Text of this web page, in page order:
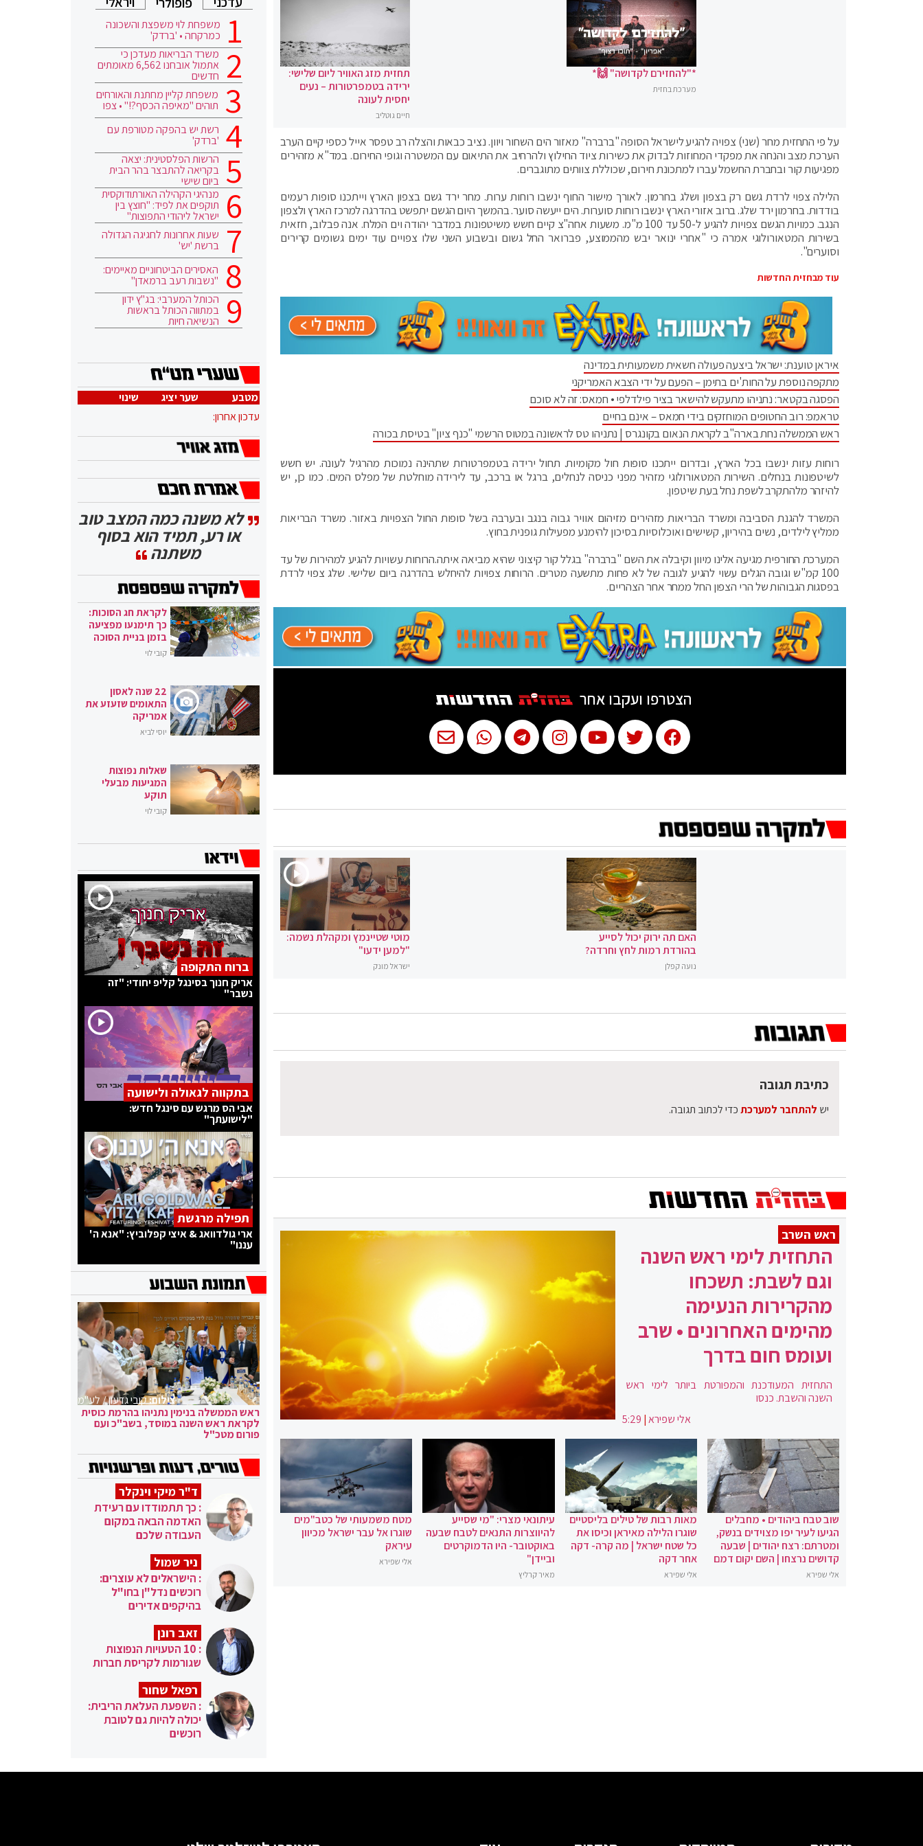
*"להחזירם לקדושה" 🙌*
מערכת בחזית
תחזית מזג האוויר ליום שלישי:
ירידה בטמפרטורות – נעים
יחסית לעונה
חיים גוטליב
על פי התחזית מחר (שני) צפויה להגיע לישראל הסופה "ברברה" מאזור הים השחור ויוון. נציב כבאות והצלה רב טפסר אייל כספי קיים הערב
הערכת מצב והנחה את מפקדי המחוזות לבדוק את כשירות ציוד החילוץ ולהרחיב את התיאום עם המשטרה וגופי החירום. במד"א מזהירים
מפגיעות קור ובחברת החשמל עברו למתכונת חירום, שכוללת צוותים מתוגברים.
הלילה צפוי לרדת גשם רק בצפון ושלג בחרמון. לאורך מישור החוף ינשבו רוחות ערות. מחר ירד גשם בצפון הארץ וייתכנו סופות רעמים
בודדות. בחרמון ירד שלג. ברוב אזורי הארץ ינשבו רוחות סוערות. הים ייעשה סוער. בהמשך היום הגשם יתפשט בהדרגה למרכז הארץ ולצפון
הנגב. כמויות הגשם צפויות להגיע ל-50 עד 100 מ"מ. משעות אחה"צ קיים חשש משיטפונות במדבר יהודה וים המלח. אנה פבלוב, חזאית
בשירות המטאורולוגי אמרה כי "אחרי ינואר יבש מהממוצע, פברואר החל גשום ובשבוע השני שלו צפויים עוד ימים גשומים קרירים
וסוערים".
עוד מבחזית החדשות
איראן טוענת: ישראל ביצעה פעולה חשאית משמעותית במדינה
מתקפה נוספת על החות'ים בתימן – הפעם על ידי הצבא האמריקני
הפסגה בקטאר: נתניהו מתעקש להישאר בציר פילדלפי • חמאס: זה לא סוכם
טראמפ: רוב החטופים המוחזקים בידי חמאס – אינם בחיים
ראש הממשלה נחת בארה"ב לקראת הנאום בקונגרס | נתניהו טס לראשונה במטוס הרשמי "כנף ציון" בטיסת בכורה
רוחות עזות ינשבו בכל הארץ, ובדרום ייתכנו סופות חול מקומיות. תחול ירידה בטמפרטורות שתהינה נמוכות מהרגיל לעונה. יש חשש
לשיטפונות בנחלים. השירות המטאורולוגי מזהיר מפני כניסה לנחלים, ברגל או ברכב, עד לירידה מוחלטת של מפלס המים. כמו כן, יש
להיזהר מלהתקרב לשפת נחל בעת שיטפון.
המשרד להגנת הסביבה ומשרד הבריאות מזהירים מזיהום אוויר גבוה בנגב ובערבה בשל סופות החול הצפויות באזור. משרד הבריאות
ממליץ לילדים, נשים בהיריון, קשישים ואוכלוסיות בסיכון להימנע מפעילות גופנית בחוץ.
המערכת החורפית מגיעה אלינו מיוון וקיבלה את השם "ברברה" בגלל קור קיצוני שהיא מביאה איתה.הרוחות עשויות להגיע למהירות של עד
100 קמ"ש וגובה הגלים עשוי להגיע לגובה של לא פחות מתשעה מטרים. הרוחות צפויות להיחלש בהדרגה ביום שלישי. שלג צפוי לרדת
בפסגות הגבוהות של הרי הצפון החל ממחר אחר הצהריים.
הצטרפו ועקבו אחר
האם תה ירוק יכול לסייע
בהורדת רמות לחץ וחרדה?
נועה קפלן
מוטי שטיינמץ ומקהלת נשמה:
"למען ידעו"
ישראל מונק
כתיבת תגובה
יש להתחבר למערכתכדי לכתוב תגובה.
ראש השרב
התחזית לימי ראש השנה
וגם לשבת: תשכחו
מהקרירות הנעימה
מהימים האחרונים • שרב
ועומס חום בדרך
התחזית המעודכנת והמפורטת ביותר לימי ראש
השנה והשבת. כנסו
אלי שפירא|
5:29
שוב טבח ביהודים • מחבלים
הגיעו לעיר יפו מצוידים בנשק,
ומטרתם: רצח יהודים | שבעה
קדושים נרצחו | השם יקום דמם
אלי שפירא
מאות רבות של טילים בליסטיים
שוגרו הלילה מאיראן וכיסו את
כל שטח ישראל | מה קרה- דקה
אחר דקה
אלי שפירא
עיתונאי מצרי: "מי שסייע
להיווצרות התנאים לטבח שבעה
באוקטובר- היו הדמוקרטים
וביידן"
מאיר קרליץ
מטח משמעותי של כטב"מים
שוגרו אל עבר ישראל מכיוון
עיראק
אלי שפירא
משפחת לוי משפצת והשכונה
כמרקחה • 'ברדק'
משרד הבריאות מעדכן כי
אתמול אובחנו 6,562 מאומתים
חדשים
משפחת קליין מחתנת והאורחים
תוהים "מאיפה הכסף?!" • צפו
רשת יש בהפקה מטורפת עם
'ברדק'
הרשות הפלסטינית: יצאה
בקריאה להתבצר בהר הבית
ביום שישי
מנהיגי הקהילה האורתודוקסית
תוקפים את לפיד: "חוצץ בין
ישראל ליהודי התפוצות"
שעות אחרונות לחגיגה הגדולה
ברשת 'יש'
האסירים הביטחוניים מאיימים:
"נשבות רעב ברמאדן"
הכותל המערבי: בג"ץ ידון
במתווה הכותל בראשות
הנשיאה חיות
מטבע שער יציג
שינוי
עדכון אחרון:
לא משנה כמה המצב טוב
או רע, תמיד הוא בסוף
משתנה
לקראת חג הסוכות:
כך תימנעו מפציעה
בזמן בניית הסוכה
קובי לוי
22 שנה לאסון
התאומים שזעזע את
אמריקה
יוסי לביא
שאלות נפוצות
המגיעות מבעלי
תוקע
קובי לוי
ברוח התקופה
אריק חנוך בסינגל קליפ יחודי: "זה
נשבר"
בתקווה לגאולה ולישועה
אבי הס מרגש עם סינגל חדש:
"לישועתך"
תפילה מרגשת
ארי גולדוואג & איצי קפלוביץ: "אנא ה'
עננו"
צילום:קובי גדעון / לע"מ
ראש הממשלה בנימין נתניהו בהרמת כוסית
לקראת ראש השנה במוסד, בשב"כ ועם
פורום מטכ"ל
ד"ר מיקי וינקלר
: כך תתמודדו עם רעידת
האדמה הבאה במקום
העבודה שלכם
ניר שמול
: הישראלים לא עוצרים:
רוכשים נדל"ן בחו"ל
בהיקפים אדירים
זאב רונן
: 10 הטעויות הנפוצות
שגורמות לקריסת חברות
רפאל שחור
: השפעת העלאת הריבית:
יכולה להיות גם לטובת
רוכשים